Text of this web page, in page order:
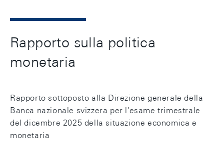
Rapporto sulla politica
monetaria
Rapporto sottoposto alla Direzione generale della
Banca nazionale svizzera per l'esame trimestrale
del dicembre 2025 della situazione economica e
monetaria